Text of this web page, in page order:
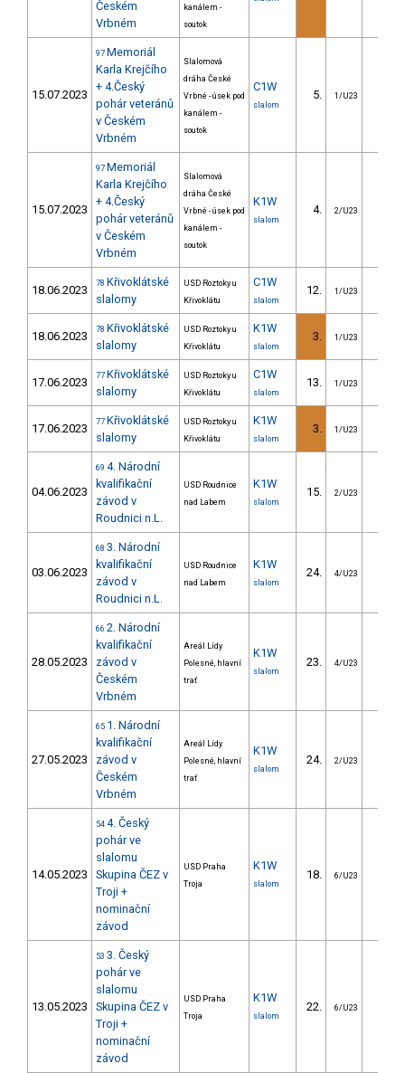
Českém
Vrbném
kanálem -
soutok
15.07.2023
97 Memoriál
Karla Krejčího
+ 4.Český
pohár veteránů
v Českém
Vrbném
Slalomová
dráha České
Vrbné - úsek pod
kanálem -
soutok
C1W
slalom
5. 1/U23
15.07.2023
97 Memoriál
Karla Krejčího
+ 4.Český
pohár veteránů
v Českém
Vrbném
Slalomová
dráha České
Vrbné - úsek pod
kanálem -
soutok
K1W
slalom
4. 2/U23
18.06.2023 78 Křivoklátské
slalomy
USD Roztoky u
Křivoklátu
C1W
slalom
12. 1/U23
18.06.2023 78 Křivoklátské
slalomy
USD Roztoky u
Křivoklátu
K1W
slalom
3. 1/U23
17.06.2023 77 Křivoklátské
slalomy
USD Roztoky u
Křivoklátu
C1W
slalom
13. 1/U23
17.06.2023 77 Křivoklátské
slalomy
USD Roztoky u
Křivoklátu
K1W
slalom
3. 1/U23
04.06.2023
69 4. Národní
kvalifikační
závod v
Roudnici n.L.
USD Roudnice
nad Labem
K1W
slalom
15. 2/U23
03.06.2023
68 3. Národní
kvalifikační
závod v
Roudnici n.L.
USD Roudnice
nad Labem
K1W
slalom
24. 4/U23
28.05.2023
66 2. Národní
kvalifikační
závod v
Českém
Vrbném
Areál Lídy
Polesné, hlavní
trať
K1W
slalom
23. 4/U23
27.05.2023
65 1. Národní
kvalifikační
závod v
Českém
Vrbném
Areál Lídy
Polesné, hlavní
trať
K1W
slalom
24. 2/U23
14.05.2023
54 4. Český
pohár ve
slalomu
Skupina ČEZ v
Troji +
nominační
závod
USD Praha
Troja
K1W
slalom
18. 6/U23
13.05.2023
53 3. Český
pohár ve
slalomu
Skupina ČEZ v
Troji +
nominační
závod
USD Praha
Troja
K1W
slalom
22. 6/U23